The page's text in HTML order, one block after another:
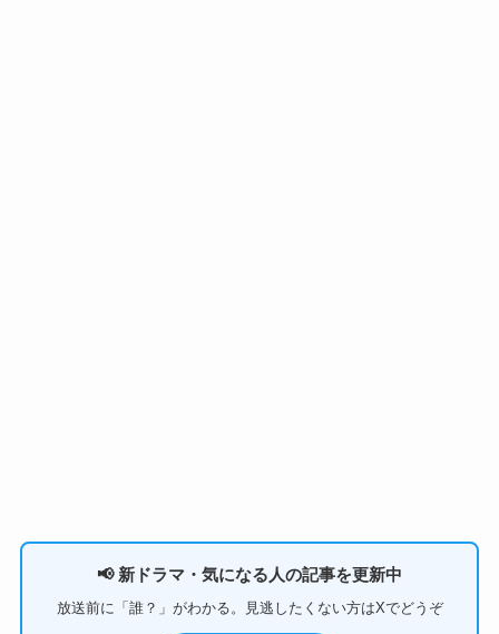
📢 新ドラマ・気になる人の記事を更新中
放送前に「誰？」がわかる。見逃したくない方はXでどうぞ